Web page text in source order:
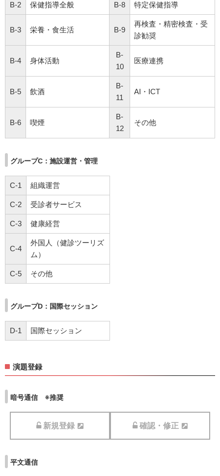
B-2 保健指導全般 B-8 特定保健指導
B-3 栄養・食生活 B-9
再検査・精密検査・受
診勧奨
B-4 身体活動
B-
10
医療連携
B-5 飲酒
B-
11
AI・ICT
B-6 喫煙
B-
12
その他
グループC：施設運営・管理
C-1 組織運営
C-2 受診者サービス
C-3 健康経営
C-4
外国人（健診ツーリズ
ム）
C-5 その他
グループD：国際セッション
D-1 国際セッション
演題登録
暗号通信 ※推奨
新規登録 確認・修正
平文通信